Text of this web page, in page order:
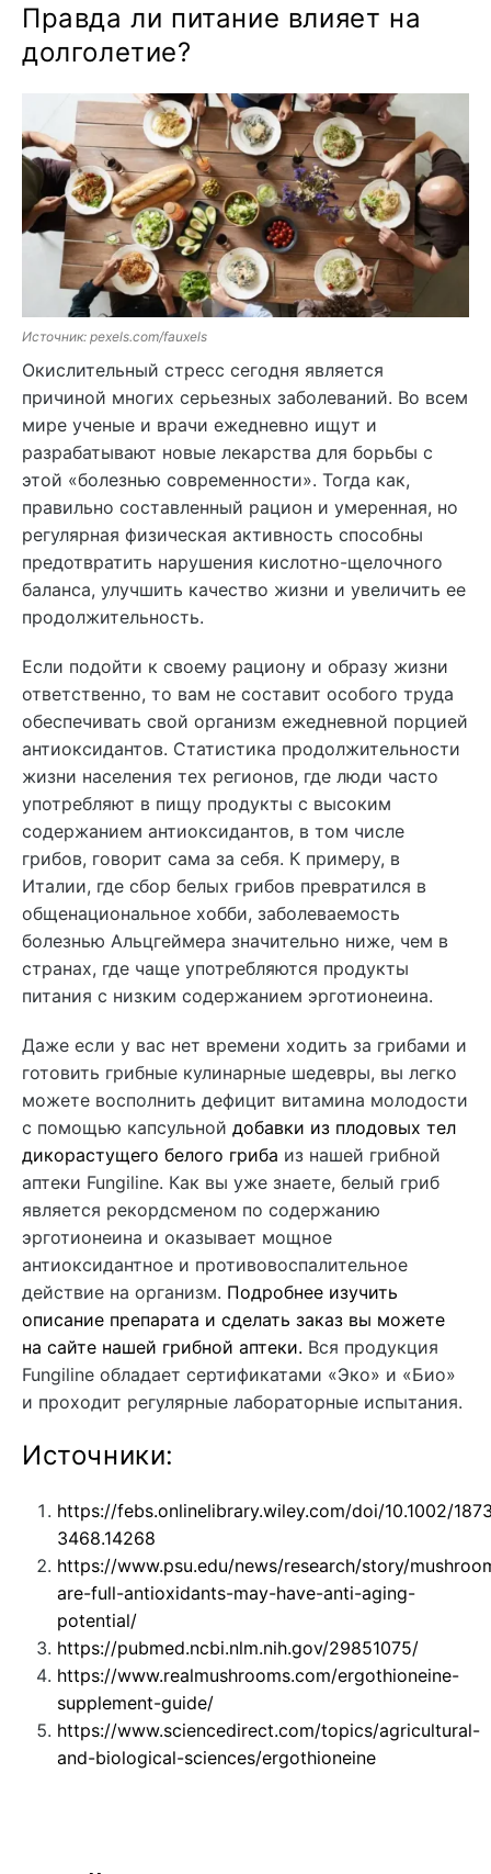
Правда ли питание влияет на
долголетие?
Источник: pexels.com/fauxels
Окислительный стресс сегодня является
причиной многих серьезных заболеваний. Во всем
мире ученые и врачи ежедневно ищут и
разрабатывают новые лекарства для борьбы с
этой «болезнью современности». Тогда как,
правильно составленный рацион и умеренная, но
регулярная физическая активность способны
предотвратить нарушения кислотно-щелочного
баланса, улучшить качество жизни и увеличить ее
продолжительность.
Если подойти к своему рациону и образу жизни
ответственно, то вам не составит особого труда
обеспечивать свой организм ежедневной порцией
антиоксидантов. Статистика продолжительности
жизни населения тех регионов, где люди часто
употребляют в пищу продукты с высоким
содержанием антиоксидантов, в том числе
грибов, говорит сама за себя. К примеру, в
Италии, где сбор белых грибов превратился в
общенациональное хобби, заболеваемость
болезнью Альцгеймера значительно ниже, чем в
странах, где чаще употребляются продукты
питания с низким содержанием эрготионеина.
Даже если у вас нет времени ходить за грибами и
готовить грибные кулинарные шедевры, вы легко
можете восполнить дефицит витамина молодости
с помощью капсульной добавки из плодовых тел
дикорастущего белого гриба из нашей грибной
аптеки Fungiline. Как вы уже знаете, белый гриб
является рекордсменом по содержанию
эрготионеина и оказывает мощное
антиоксидантное и противовоспалительное
действие на организм. Подробнее изучить
описание препарата и сделать заказ вы можете
на сайте нашей грибной аптеки. Вся продукция
Fungiline обладает сертификатами «Эко» и «Био»
и проходит регулярные лабораторные испытания.
Источники:
https://febs.onlinelibrary.wiley.com/doi/10.1002/
3468.14268
https://www.psu.edu/news/research/story/
are-full-antioxidants-may-have-anti-aging-
potential/
https://pubmed.ncbi.nlm.nih.gov/29851075/
https://www.realmushrooms.com/ergothioneine-
supplement-guide/
https://www.sciencedirect.com/topics/agricultural-
and-biological-sciences/ergothioneine